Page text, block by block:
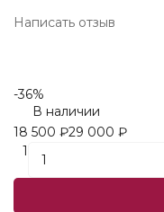
Написать отзыв
-36%
В наличии
18 500 ₽29 000 ₽
1